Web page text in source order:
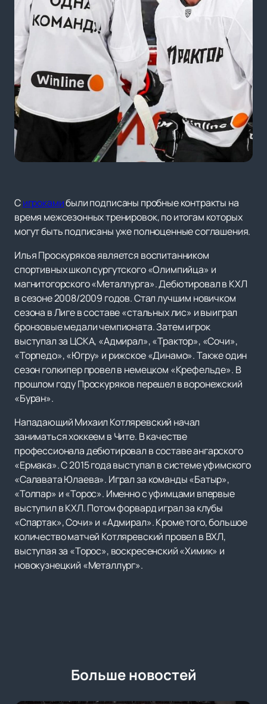
Сигрокамибыли подписаны пробные контракты на
время межсезонных тренировок, по итогам которых
могут быть подписаны уже полноценные соглашения.
Илья Проскуряков является воспитанником
спортивных школ сургутского «Олимпийца» и
магнитогорского «Металлурга». Дебютировал в КХЛ
в сезоне 2008/2009 годов. Стал лучшим новичком
сезона в Лиге в составе «стальных лис» и выиграл
бронзовые медали чемпионата. Затем игрок
выступал за ЦСКА, «Адмирал», «Трактор», «Сочи»,
«Торпедо», «Югру» и рижское «Динамо». Также один
сезон голкипер провел в немецком «Крефельде». В
прошлом году Проскуряков перешел в воронежский
«Буран».
Нападающий Михаил Котляревский начал
заниматься хоккеем в Чите. В качестве
профессионала дебютировал в составе ангарского
«Ермака». С 2015 года выступал в системе уфимского
«Салавата Юлаева». Играл за команды «Батыр»,
«Толпар» и «Торос». Именно с уфимцами впервые
выступил в КХЛ. Потом форвард играл за клубы
«Спартак», Сочи» и «Адмирал». Кроме того, большое
количество матчей Котляревский провел в ВХЛ,
выступая за «Торос», воскресенский «Химик» и
новокузнецкий «Металлург».
Больше новостей